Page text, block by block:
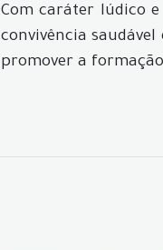
Com caráter lúdico
convivência
promover a